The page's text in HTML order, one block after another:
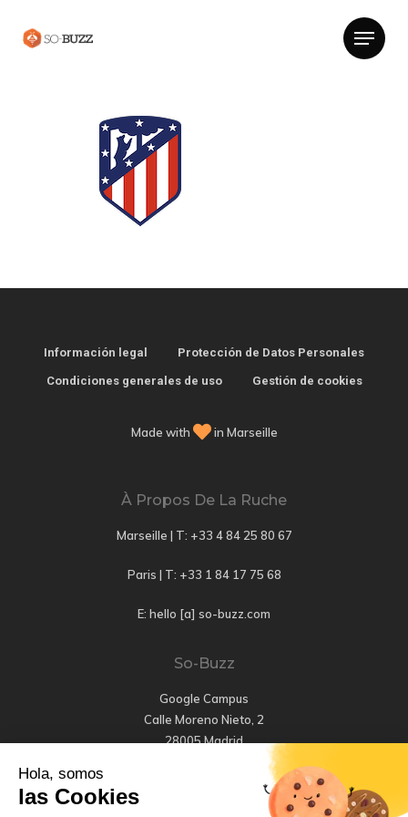
Hola, somos
las Cookies
Información legal Protección de Datos Personales
Condiciones generales de uso Gestión de cookies
Made with in Marseille
À Propos De La Ruche
Marseille | T: +33 4 84 25 80 67
Paris | T: +33 1 84 17 75 68
E: hello [a] so-buzz.com
So-Buzz
Google Campus
Calle Moreno Nieto, 2
28005 Madrid
E: hola [a] so-buzz.com